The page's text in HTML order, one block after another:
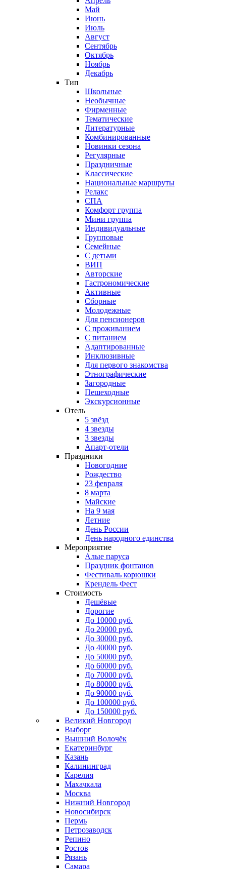
Май
Июнь
Июль
Август
Сентябрь
Октябрь
Ноябрь
Декабрь
Тип
Школьные
Необычные
Фирменные
Тематические
Литературные
Комбинированные
Новинки сезона
Регулярные
Праздничные
Классические
Национальные маршруты
Релакс
СПА
Комфорт группа
Мини группа
Индивидуальные
Групповые
Семейные
С детьми
ВИП
Авторские
Гастрономические
Активные
Сборные
Молодежные
Для пенсионеров
С проживанием
С питанием
Адаптированные
Инклюзивные
Для первого знакомства
Этнографические
Загородные
Пешеходные
Экскурсионные
Отель
5 звёзд
4 звезды
3 звезды
Апарт-отели
Праздники
Новогодние
Рождество
23 февраля
8 марта
Майские
На 9 мая
Летние
День России
День народного единства
Мероприятие
Алые паруса
Праздник фонтанов
Фестиваль корюшки
Крендель Фест
Стоимость
Дешёвые
Дорогие
До 10000 руб.
До 20000 руб.
До 30000 руб.
До 40000 руб.
До 50000 руб.
До 60000 руб.
До 70000 руб.
До 80000 руб.
До 90000 руб.
До 100000 руб.
До 150000 руб.
Великий Новгород
Выборг
Вышний Волочёк
Екатеринбург
Казань
Калининград
Карелия
Махачкала
Москва
Нижний Новгород
Новосибирск
Пермь
Петрозаводск
Репино
Ростов
Рязань
Самара